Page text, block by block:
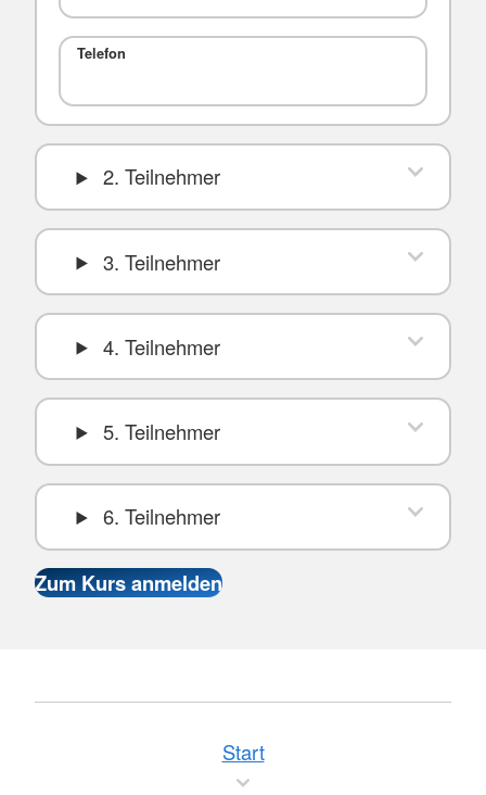
Telefon
2. Teilnehmer
3. Teilnehmer
4. Teilnehmer
5. Teilnehmer
6. Teilnehmer
Start